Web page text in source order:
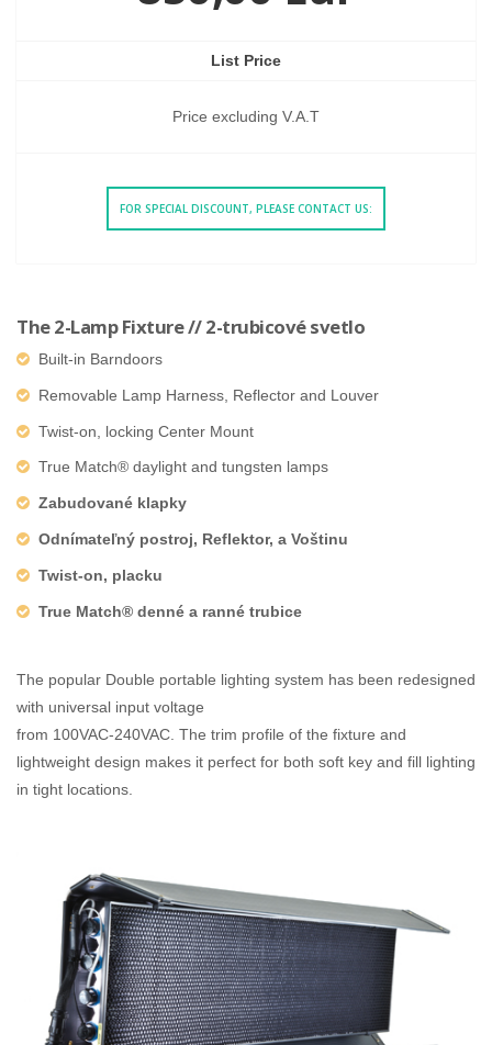
List Price
Price excluding V.A.T
FOR SPECIAL DISCOUNT, PLEASE CONTACT US:
The 2-Lamp Fixture // 2-trubicové svetlo
Built-in Barndoors
Removable Lamp Harness, Reflector and Louver
Twist-on, locking Center Mount
True Match® daylight and tungsten lamps
Zabudované klapky
Odnímateľný postroj, Reflektor, a Voštinu
Twist-on, placku
True Match® denné a ranné trubice
The popular Double portable lighting system has been redesigned
with universal input voltage
from 100VAC-240VAC. The trim profile of the fixture and
lightweight design makes it perfect for both soft key and fill lighting
in tight locations.